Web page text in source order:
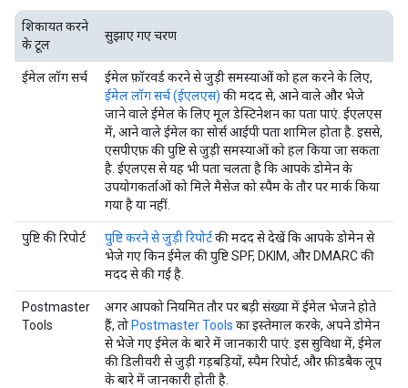
शिकायत करने
के टूल
सुझाए गए चरण
ईमेल लॉग सर्च
ईमेल फ़ॉरवर्ड करने से जुड़ी समस्याओं को हल करने के लिए,
ईमेल लॉग सर्च (ईएलएस) की मदद से, आने वाले और भेजे
जाने वाले ईमेल के लिए मूल डेस्टिनेशन का पता पाएं. ईएलएस
में, आने वाले ईमेल का सोर्स आईपी पता शामिल होता है. इससे,
एसपीएफ़ की पुष्टि से जुड़ी समस्याओं को हल किया जा सकता
है. ईएलएस से यह भी पता चलता है कि आपके डोमेन के
उपयोगकर्ताओं को मिले मैसेज को स्पैम के तौर पर मार्क किया
गया है या नहीं.
पुष्टि की रिपोर्ट पुष्टि करने से जुड़ी रिपोर्टकी मदद से देखें कि आपके डोमेन से
भेजे गए किन ईमेल की पुष्टि SPF, DKIM, और DMARC की
मदद से की गई है.
Postmaster
Tools
अगर आपको नियमित तौर पर बड़ी संख्या में ईमेल भेजने होते
हैं, तो Postmaster Tools का इस्तेमाल करके, अपने डोमेन
से भेजे गए ईमेल के बारे में जानकारी पाएं. इस सुविधा में, ईमेल
की डिलीवरी से जुड़ी गड़बड़ियों, स्पैम रिपोर्ट, और फ़ीडबैक लूप
के बारे में जानकारी होती है.